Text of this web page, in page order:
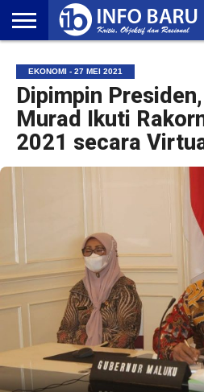
NASIONAL
AMBONIA
MALUKU
EKONOMI
POLITIK
OLAHRAGA
LIFESTYLE
REDAKSI
EKONOMI - 27 MEI 2021
Dipimpin
Murad Ikuti
2021 secara